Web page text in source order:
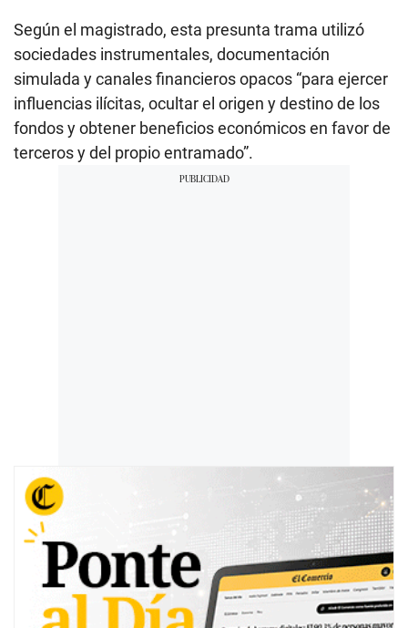
Según el magistrado, esta presunta trama utilizó
sociedades instrumentales, documentación
simulada y canales financieros opacos “para ejercer
influencias ilícitas, ocultar el origen y destino de los
fondos y obtener beneficios económicos en favor de
terceros y del propio entramado”.